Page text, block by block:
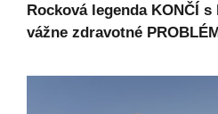
Rocková legenda KONČÍ
vážne zdravotné